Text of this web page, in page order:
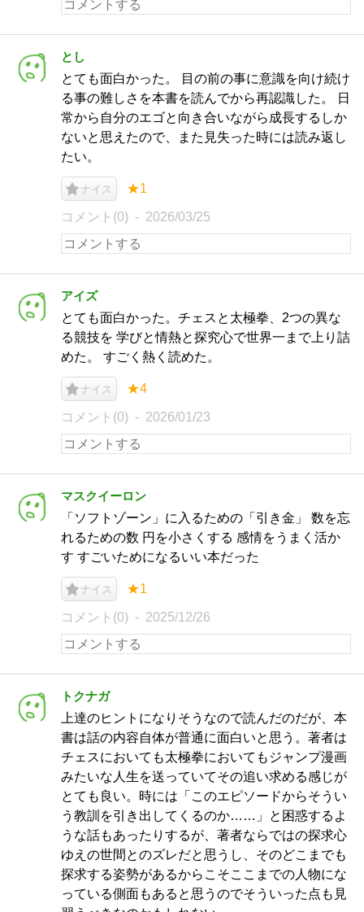
とし
とても面白かった。 目の前の事に意識を向け続け
る事の難しさを本書を読んでから再認識した。 日
常から自分のエゴと向き合いながら成長するしか
ないと思えたので、また見失った時には読み返し
たい。
ナイス ★1
コメント(0) 2026/03/25
アイズ
とても面白かった。チェスと太極拳、2つの異な
る競技を 学びと情熱と探究心で世界一まで上り詰
めた。 すごく熱く読めた。
ナイス ★4
コメント(0) 2026/01/23
マスクイーロン
「ソフトゾーン」に入るための「引き金」 数を忘
れるための数 円を小さくする 感情をうまく活か
す すごいためになるいい本だった
ナイス ★1
コメント(0) 2025/12/26
トクナガ
上達のヒントになりそうなので読んだのだが、本
書は話の内容自体が普通に面白いと思う。著者は
チェスにおいても太極拳においてもジャンプ漫画
みたいな人生を送っていてその追い求める感じが
とても良い。時には「このエピソードからそうい
う教訓を引き出してくるのか……」と困惑するよ
うな話もあったりするが、著者ならではの探求心
ゆえの世間とのズレだと思うし、そのどこまでも
探求する姿勢があるからこそここまでの人物にな
っている側面もあると思うのでそういった点も見